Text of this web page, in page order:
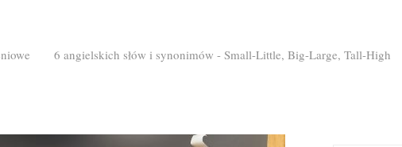
6 angielskich słów i synonimów - Small-Little, Big-Large, Tall-High